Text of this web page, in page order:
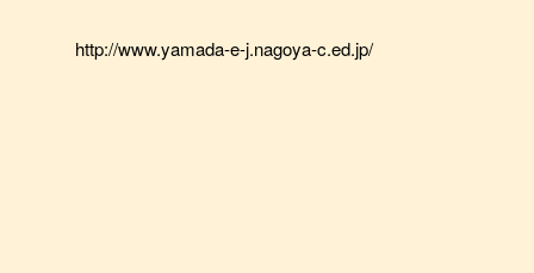
http://www.yamada-e-j.nagoya-c.ed.jp/